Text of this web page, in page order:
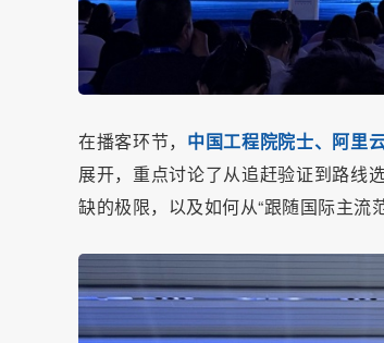
在播客环节， 中国工程院院士、阿里
展开，重点讨论了从追赶验证到路线
缺的极限，以及如何从“跟随国际主流